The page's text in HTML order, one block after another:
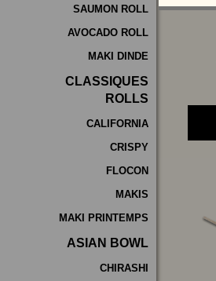
Vos
Avis
de
SAUMON ROLL
AVOCADO ROLL
MAKI DINDE
CLASSIQUES
ROLLS
CALIFORNIA
CRISPY
FLOCON
MAKIS
MAKI PRINTEMPS
ASIAN BOWL
CHIRASHI